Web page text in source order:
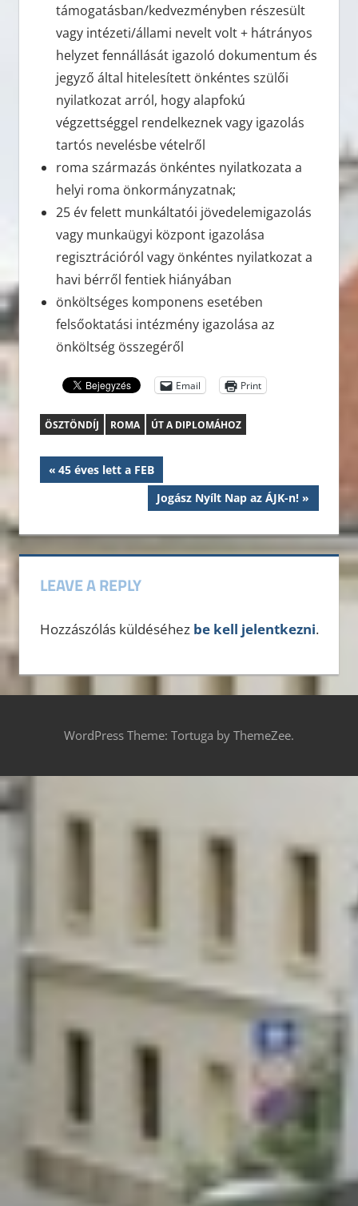
támogatásban/kedvezményben részesült
vagy intézeti/állami nevelt volt + hátrányos
helyzet fennállását igazoló dokumentum és
jegyző által hitelesített önkéntes szülői
nyilatkozat arról, hogy alapfokú
végzettséggel rendelkeznek vagy igazolás
tartós nevelésbe vételről
roma származás önkéntes nyilatkozata a
helyi roma önkormányzatnak;
25 év felett munkáltatói jövedelemigazolás
vagy munkaügyi központ igazolása
regisztrációról vagy önkéntes nyilatkozat a
havi bérről fentiek hiányában
önköltséges komponens esetében
felsőoktatási intézmény igazolása az
önköltség összegéről
Email Print
ÖSZTÖNDÍJ ROMA ÚT A DIPLOMÁHOZ
Bejegyzés
Previous
Post:
45 éves lett a FEB
Next
Post:
Jogász Nyílt Nap az ÁJK-n!
LEAVE A REPLY
Hozzászólás küldéséhez be kell jelentkezni.
WordPress Theme: Tortuga by ThemeZee.